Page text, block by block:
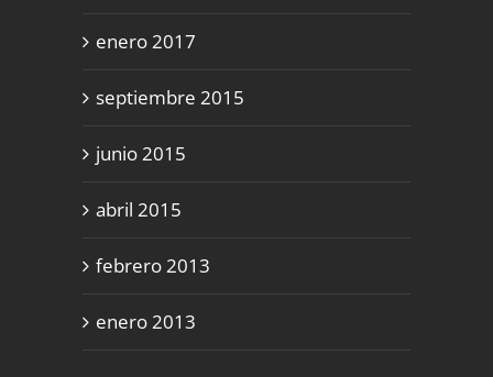
enero 2017
septiembre 2015
junio 2015
abril 2015
febrero 2013
enero 2013